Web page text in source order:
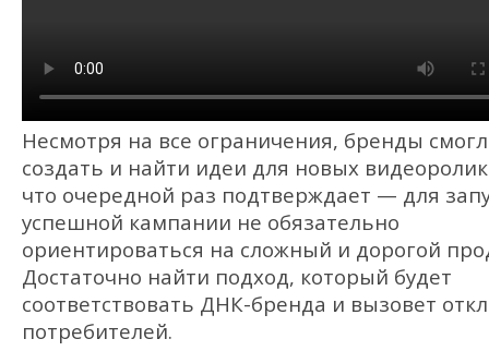
Несмотря на все ограничения, бренды
создать и найти идеи для новых
что очередной раз подтверждает — для
успешной кампании не обязательно
ориентироваться на сложный и дорогой
Достаточно найти подход, который будет
соответствовать ДНК-бренда и вызовет
потребителей.